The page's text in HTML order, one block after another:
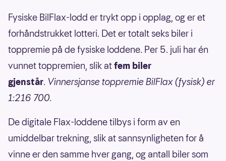
Fysiske BilFlax-lodd er trykt opp i opplag, og er et
forhåndstrukket lotteri. Det er totalt seks biler i
toppremie på de fysiske loddene. Per 5. juli har én
vunnet toppremien, slik atfem biler
gjenstår. Vinnersjanse toppremie BilFlax (fysisk) er
1:216 700.
De digitale Flax-loddene tilbys i form av en
umiddelbar trekning, slik at sannsynligheten for å
vinne er den samme hver gang, og antall biler som